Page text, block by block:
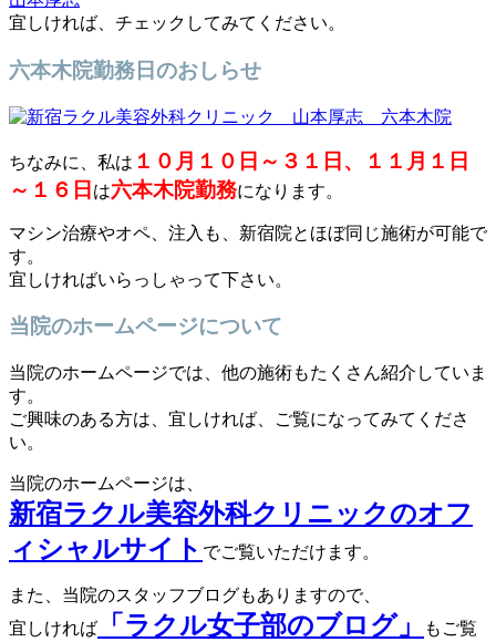
宜しければ、チェックしてみてください。
六本木院勤務日のおしらせ
ちなみに、私は １０月１０日～３１日、１１月１日
～１６日 は六本木院勤務になります。
マシン治療やオペ、注入も、新宿院とほぼ同じ施術が可能で
す。
宜しければいらっしゃって下さい。
当院のホームページについて
当院のホームページでは、他の施術もたくさん紹介していま
す。
ご興味のある方は、宜しければ、ご覧になってみてくださ
い。
当院のホームページは、
新宿ラクル美容外科クリニックのオフ
ィシャルサイト でご覧いただけます。
また、当院のスタッフブログもありますので、
宜しければ
「ラクル女子部のブログ」
もご覧